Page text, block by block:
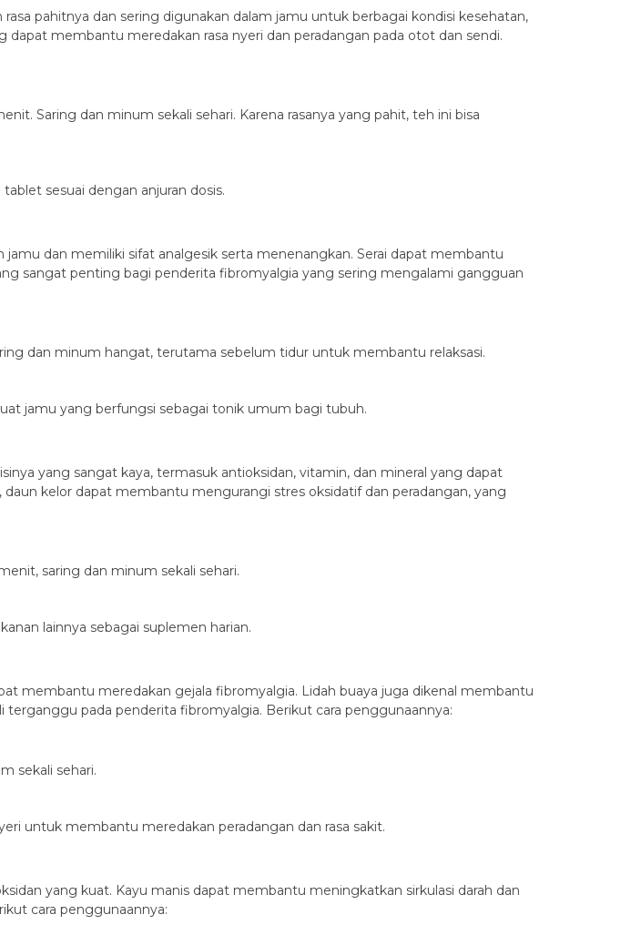
pahitnya dan sering digunakan dalam jamu untuk berbagai kondisi kesehatan,
membantu meredakan rasa nyeri dan peradangan pada otot dan sendi.
Saring dan minum sekali sehari. Karena rasanya yang pahit, teh ini bisa
sesuai dengan anjuran dosis.
dan memiliki sifat analgesik serta menenangkan. Serai dapat membantu
sangat penting bagi penderita fibromyalgia yang sering mengalami gangguan
dan minum hangat, terutama sebelum tidur untuk membantu relaksasi.
jamu yang berfungsi sebagai tonik umum bagi tubuh.
yang sangat kaya, termasuk antioksidan, vitamin, dan mineral yang dapat
kelor dapat membantu mengurangi stres oksidatif dan peradangan, yang
saring dan minum sekali sehari.
lainnya sebagai suplemen harian.
membantu meredakan gejala fibromyalgia. Lidah buaya juga dikenal membantu
pada penderita fibromyalgia. Berikut cara penggunaannya:
sekali sehari.
untuk membantu meredakan peradangan dan rasa sakit.
yang kuat. Kayu manis dapat membantu meningkatkan sirkulasi darah dan
cara penggunaannya: